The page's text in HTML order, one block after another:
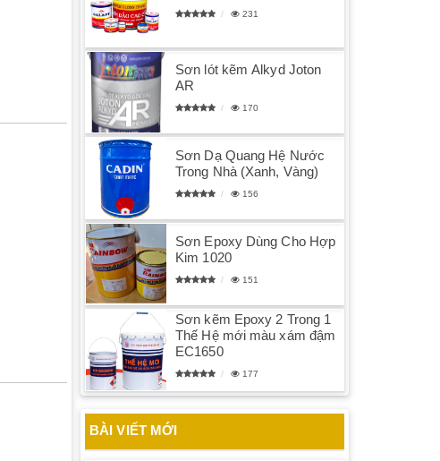
231
Sơn lót kẽm Alkyd Joton
AR
170
Sơn Dạ Quang Hệ Nước
Trong Nhà (Xanh, Vàng)
156
Sơn Epoxy Dùng Cho Hợp
Kim 1020
151
Sơn kẽm Epoxy 2 Trong 1
Thế Hệ mới màu xám đậm
EC1650
177
BÀI VIẾT MỚI